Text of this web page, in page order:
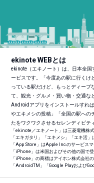
ekinote WEBとは
ekinote（エキノート）は、日本全
ービスです。「今度あの駅に行くけ
っている駅だけど、もっとディープ
て、観光・グルメ・買い物・交通な
Androidアプリをインストールすれ
やエキメシの投稿」「全国の駅への
たをワクワクさせるセレンディピテ
「ekinote／エキノート」は三菱電機株
「エキガタリ」「エキメシ」「エキ活」
「App Store」はApple Inc.のサービスマ
「iPhone」は米国およびその他の国で
「iPhone」の商標はアイホン株式会社
「AndroidTM 」「Google Playおよび